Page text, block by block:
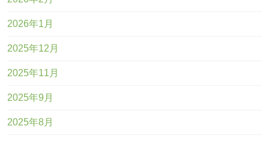
2026年1月
2025年12月
2025年11月
2025年9月
2025年8月